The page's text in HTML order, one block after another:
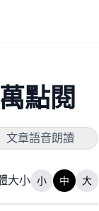
點閱
文章語音朗讀
大小 小 中 大